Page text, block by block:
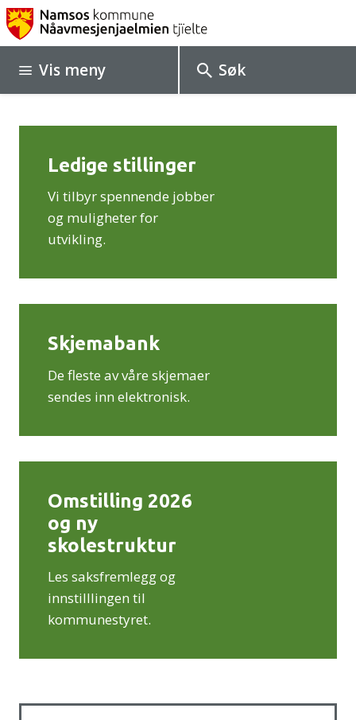
N
a
m
k
e
Søk
Vis meny
Ledige stillinger
Vi tilbyr spennende jobber
og muligheter for
utvikling.
Skjemabank
De fleste av våre skjemaer
sendes inn elektronisk.
Omstilling 2026
og ny
skolestruktur
Les saksfremlegg og
innstilllingen til
kommunestyret.